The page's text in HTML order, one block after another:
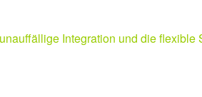
unauffällige Integration und die flexible